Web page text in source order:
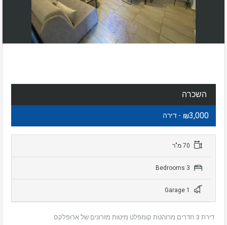
השכרה
₪3,000 - דירה
דירת 3 חדרים מרוהטת קומפלט מיטות מזרונים של ארופלקס